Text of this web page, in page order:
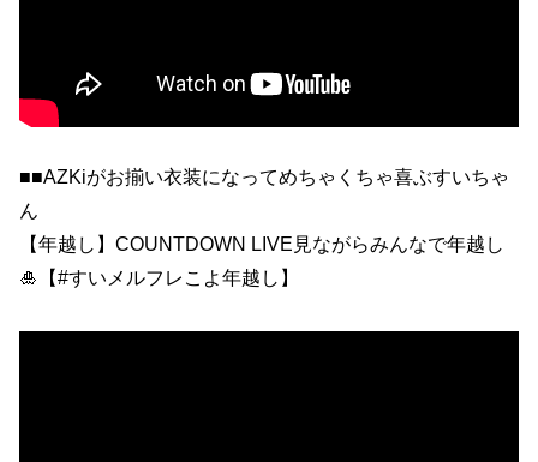
■■AZKiがお揃い衣装になってめちゃくちゃ喜ぶすいちゃ
ん
【年越し】COUNTDOWN LIVE見ながらみんなで年越し
🎍【#すいメルフレこよ年越し】